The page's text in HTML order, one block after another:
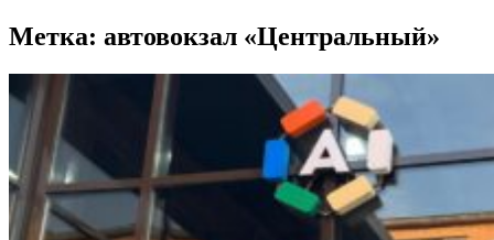
Метка: автовокзал «Центральный»